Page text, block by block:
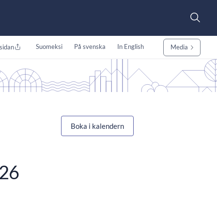
Suomeksi På svenska In English Media
Boka i kalendern